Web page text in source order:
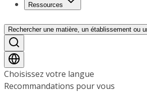
Ressources
Rechercher une matière, un établissement ou
Choisissez votre langue
Recommandations pour vous